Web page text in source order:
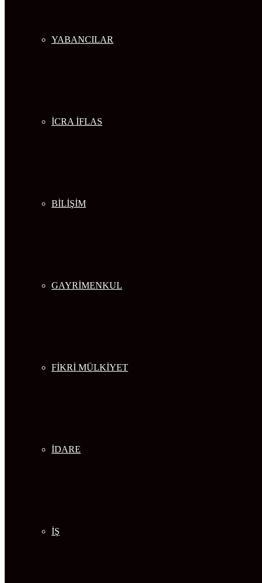
YABANCILAR
İCRA İFLAS
BİLİŞİM
GAYRİMENKUL
FİKRİ MÜLKİYET
İDARE
İŞ